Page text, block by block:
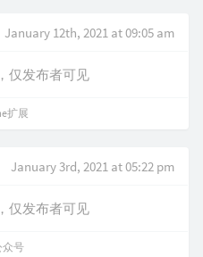
January 12th, 2021 at 09:05 am
仅发布者可见
扩展
January 3rd, 2021 at 05:22 pm
仅发布者可见
众号